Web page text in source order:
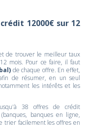
12000€ sur 12
de trouver le meilleur taux
mois. Pour ce faire, il faut
de chaque offre. En effet,
de résumer, en un seul
les intérêts et les
38 offres de crédit
banques en ligne,
trier facilement les offres en